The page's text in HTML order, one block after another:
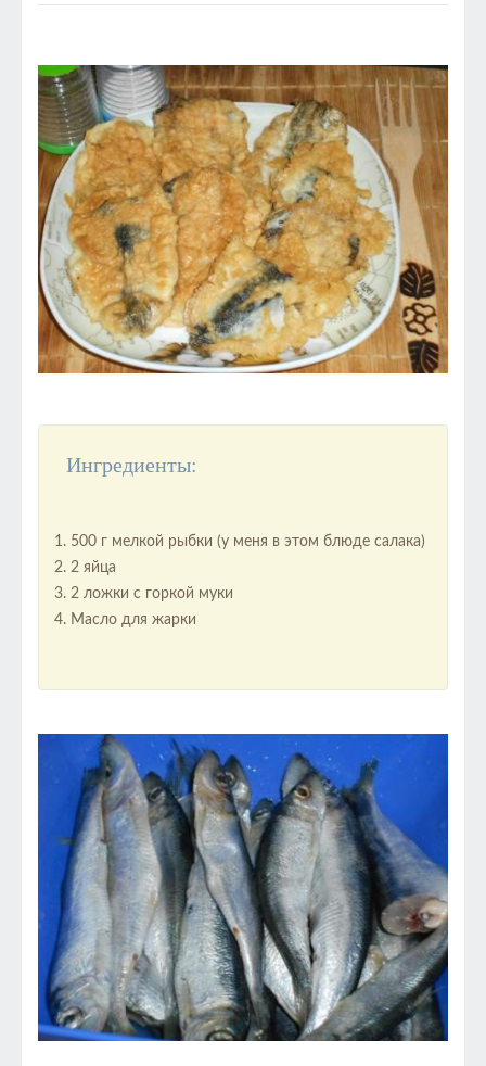
Ингредиенты:
500 г мелкой рыбки (у меня в этом блюде салака)
2 яйца
2 ложки с горкой муки
Масло для жарки